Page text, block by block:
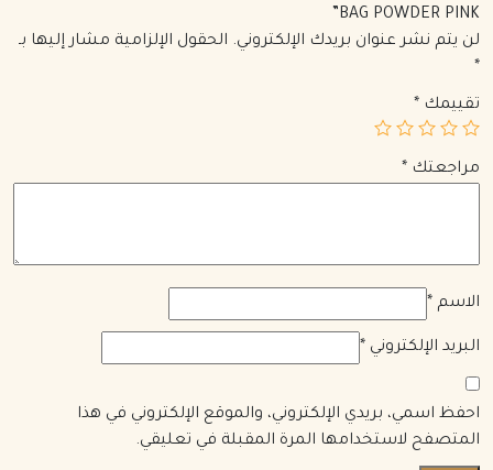
BAG POWDER PINK”
لن يتم نشر عنوان بريدك الإلكتروني. الحقول الإلزامية مشار إليها بـ
*
تقييمك *
مراجعتك *
الاسم *
البريد الإلكتروني *
احفظ اسمي، بريدي الإلكتروني، والموقع الإلكتروني في هذا
المتصفح لاستخدامها المرة المقبلة في تعليقي.